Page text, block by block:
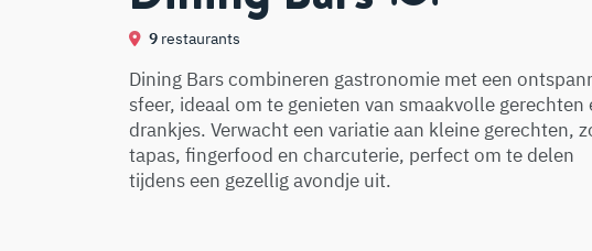
9 restaurants
Dining Bars combineren gastronomie met een
sfeer, ideaal om te genieten van smaakvolle gerechten
drankjes. Verwacht een variatie aan kleine gerechten,
tapas, fingerfood en charcuterie, perfect om te delen
tijdens een gezellig avondje uit.